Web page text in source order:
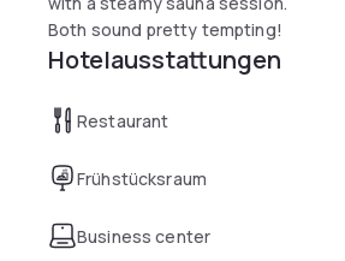
Both sound pretty tempting!
Hotelausstattungen
Restaurant
Frühstücksraum
Business center